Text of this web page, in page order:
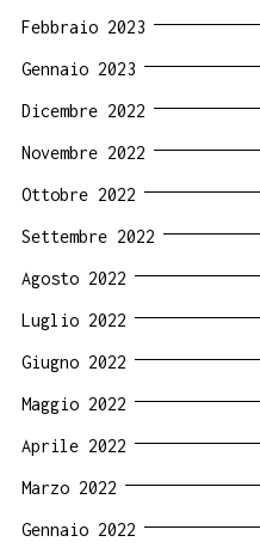
Febbraio 2023
Gennaio 2023
Dicembre 2022
Novembre 2022
Ottobre 2022
Settembre 2022
Agosto 2022
Luglio 2022
Giugno 2022
Maggio 2022
Aprile 2022
Marzo 2022
Gennaio 2022